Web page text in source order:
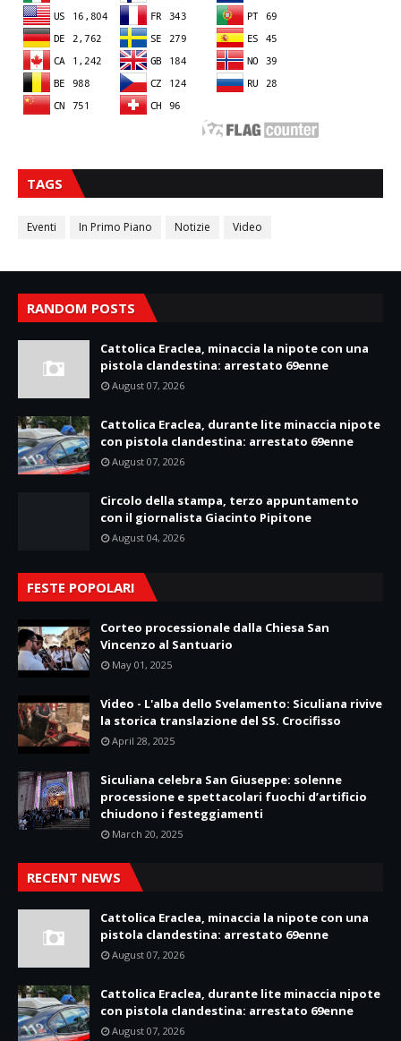
TAGS
Eventi In Primo Piano Notizie Video
RANDOM POSTS
Cattolica Eraclea, minaccia la nipote con una
pistola clandestina: arrestato 69enne
August 07, 2026
Cattolica Eraclea, durante lite minaccia nipote
con pistola clandestina: arrestato 69enne
August 07, 2026
Circolo della stampa, terzo appuntamento
con il giornalista Giacinto Pipitone
August 04, 2026
FESTE POPOLARI
Corteo processionale dalla Chiesa San
Vincenzo al Santuario
May 01, 2025
Video - L'alba dello Svelamento: Siculiana rivive
la storica translazione del SS. Crocifisso
April 28, 2025
Siculiana celebra San Giuseppe: solenne
processione e spettacolari fuochi d’artificio
chiudono i festeggiamenti
March 20, 2025
RECENT NEWS
Cattolica Eraclea, minaccia la nipote con una
pistola clandestina: arrestato 69enne
August 07, 2026
Cattolica Eraclea, durante lite minaccia nipote
con pistola clandestina: arrestato 69enne
August 07, 2026